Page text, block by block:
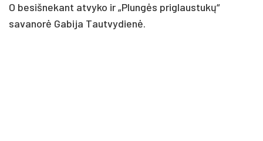
O besišnekant atvyko ir „Plungės priglaustukų“
savanorė Gabija Tautvydienė.